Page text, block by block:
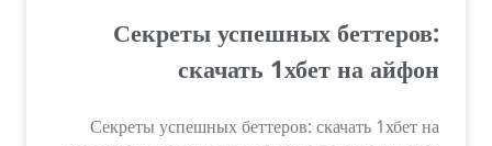
Секреты успешных беттеров:
скачать 1хбет на айфон
Секреты успешных беттеров: скачать 1хбет на